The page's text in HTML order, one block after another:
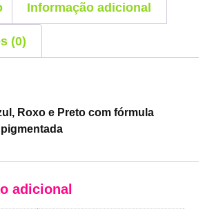
Informação adicional
(0)
Roxo e Preto com fórmula
adicional